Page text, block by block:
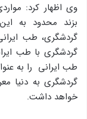
وی اظهار کرد:
بزند محدود به
گردشگری، طب
گردشگری با طب
طب ایرانی را به
گردشگری به دنیا
خواهد داشت.